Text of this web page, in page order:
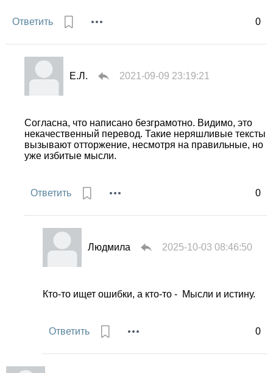
0
Ответить
Е.Л. 2021-09-09 23:19:21
0
Согласна, что написано безграмотно. Видимо, это
некачественный перевод. Такие неряшливые тексты
вызывают отторжение, несмотря на правильные, но
уже избитые мысли.
Ответить
Людмила 2025-10-03 08:46:50
0
Кто-то ищет ошибки, а кто-то - Мысли и истину.
Ответить